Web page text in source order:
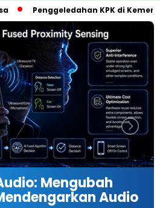
Penggeledahan KPK di
Mengubah
Audio